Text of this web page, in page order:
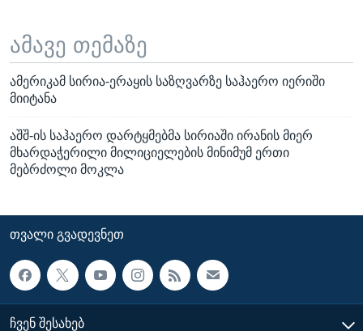
ამავე თემაზე
ამერიკამ სირია-ერაყის საზღვარზე საჰაერო იერიში
მიიტანა
აშშ-ის საჰაერო დარტყმებმა სირიაში ირანის მიერ
მხარდაჭერილი მილიციელების მინიმუმ ერთი
მებრძოლი მოკლა
ᲗᲕᲐᲚᲘ ᲒᲕᲐᲓᲔᲕᲜᲔᲗ
ᲩᲕᲔᲜ ᲨᲔᲡᲐᲮᲔᲑ